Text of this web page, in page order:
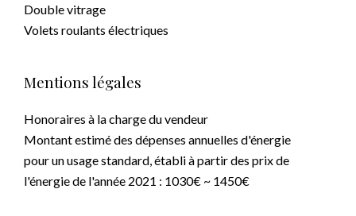
Double vitrage
Volets roulants électriques
Mentions légales
Honoraires à la charge du vendeur
Montant estimé des dépenses annuelles d'énergie
pour un usage standard, établi à partir des prix de
l'énergie de l'année 2021 : 1030€ ~ 1450€